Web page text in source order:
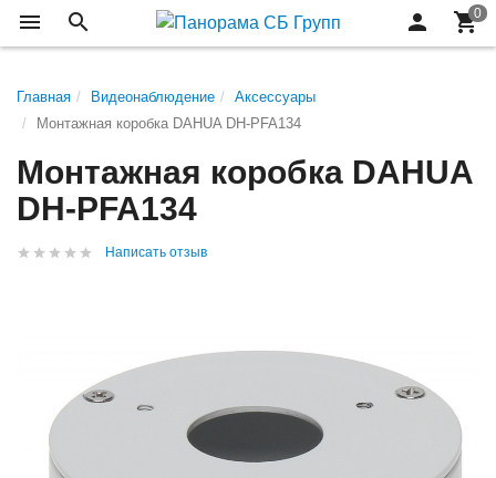
Главная Видеонаблюдение
Аксессуары
Монтажная коробка DAHUA DH-PFA134
Монтажная коробка DAHUA
DH-PFA134
Написать отзыв